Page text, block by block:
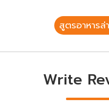
สูตรอาหารล่
Write